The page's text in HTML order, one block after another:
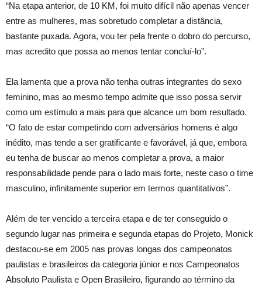
“Na etapa anterior, de 10 KM, foi muito difícil não apenas vencer
entre as mulheres, mas sobretudo completar a distância,
bastante puxada. Agora, vou ter pela frente o dobro do percurso,
mas acredito que possa ao menos tentar concluí-lo”.
Ela lamenta que a prova não tenha outras integrantes do sexo
feminino, mas ao mesmo tempo admite que isso possa servir
como um estímulo a mais para que alcance um bom resultado.
“O fato de estar competindo com adversários homens é algo
inédito, mas tende a ser gratificante e favorável, já que, embora
eu tenha de buscar ao menos completar a prova, a maior
responsabilidade pende para o lado mais forte, neste caso o time
masculino, infinitamente superior em termos quantitativos”.
Além de ter vencido a terceira etapa e de ter conseguido o
segundo lugar nas primeira e segunda etapas do Projeto, Monick
destacou-se em 2005 nas provas longas dos campeonatos
paulistas e brasileiros da categoria júnior e nos Campeonatos
Absoluto Paulista e Open Brasileiro, figurando ao término da